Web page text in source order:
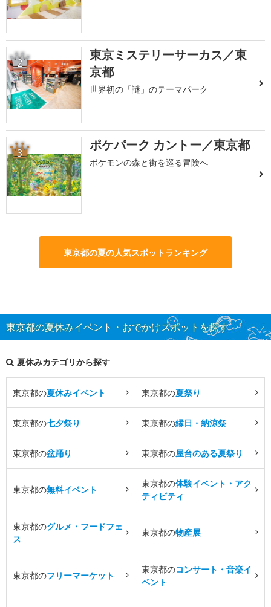
2
東京ミステリーサーカス／東
京都
世界初の「謎」のテーマパーク
3 ポケパーク カントー／東京都
ポケモンの森と街を巡る冒険へ
東京都の夏の人気スポットランキング
東京都の夏休みイベント・おでかけスポットを探す
夏休みカテゴリから探す
東京都の夏休みイベント 東京都の夏祭り
東京都の七夕祭り 東京都の縁日・納涼祭
東京都の盆踊り 東京都の屋台のある夏祭り
東京都の無料イベント
東京都の体験イベント・アク
ティビティ
東京都のグルメ・フードフェ
ス
東京都の物産展
東京都のフリーマーケット
東京都のコンサート・音楽イ
ベント